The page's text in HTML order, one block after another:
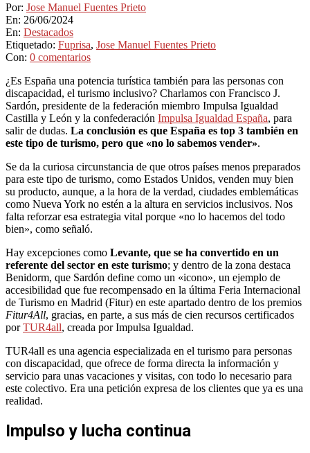
Por: Jose Manuel Fuentes Prieto
En: 26/06/2024
En: Destacados
Etiquetado: Fuprisa, Jose Manuel Fuentes Prieto
Con: 0 comentarios
¿Es España una potencia turística también para las personas con
discapacidad, el turismo inclusivo? Charlamos con Francisco J.
Sardón, presidente de la federación miembro Impulsa Igualdad
Castilla y León y la confederación Impulsa Igualdad España, para
salir de dudas. La conclusión es que España es top 3 también en
este tipo de turismo, pero que «no lo sabemos vender».
Se da la curiosa circunstancia de que otros países menos preparados
para este tipo de turismo, como Estados Unidos, venden muy bien
su producto, aunque, a la hora de la verdad, ciudades emblemáticas
como Nueva York no estén a la altura en servicios inclusivos. Nos
falta reforzar esa estrategia vital porque «no lo hacemos del todo
bien», como señaló.
Hay excepciones como Levante, que se ha convertido en un
referente del sector en este turismo; y dentro de la zona destaca
Benidorm, que Sardón define como un «icono», un ejemplo de
accesibilidad que fue recompensado en la última Feria Internacional
de Turismo en Madrid (Fitur) en este apartado dentro de los premios
Fitur4All, gracias, en parte, a sus más de cien recursos certificados
porTUR4all, creada por Impulsa Igualdad.
TUR4all es una agencia especializada en el turismo para personas
con discapacidad, que ofrece de forma directa la información y
servicio para unas vacaciones y visitas, con todo lo necesario para
este colectivo. Era una petición expresa de los clientes que ya es una
realidad.
Impulso y lucha continua